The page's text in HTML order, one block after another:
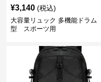
¥3,140 (税込)
大容量リュック 多機能ドラム
型 スポーツ用